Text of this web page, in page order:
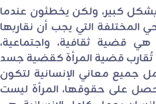
كبير، ولكن يخطئون عندما
المختلفة التي يجب أن نقاربها
قضية ثقافية، واجتماعية،
تُقارب قضية المرأة كقضية جسد
جميع معاني الإنسانية لتكون
على حقوقها، المرأة ليست